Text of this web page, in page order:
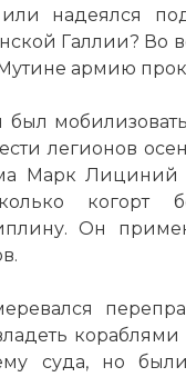
надеялся
Галлии? Во
армию
легионов
Марк Лициний
Он
суда, но